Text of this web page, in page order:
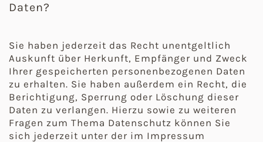
Daten?
Sie haben jederzeit das Recht unentgeltlich
Auskunft über Herkunft, Empfänger und Zweck
Ihrer gespeicherten personenbezogenen Daten
zu erhalten. Sie haben außerdem ein Recht, die
Berichtigung, Sperrung oder Löschung dieser
Daten zu verlangen. Hierzu sowie zu weiteren
Fragen zum Thema Datenschutz können Sie
sich jederzeit unter der im Impressum